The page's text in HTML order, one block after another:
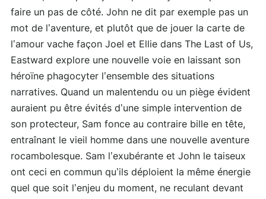
faire un pas de côté. John ne dit par exemple pas un
mot de l’aventure, et plutôt que de jouer la carte de
l’amour vache façon Joel et Ellie dans The Last of Us,
Eastward explore une nouvelle voie en laissant son
héroïne phagocyter l’ensemble des situations
narratives. Quand un malentendu ou un piège évident
auraient pu être évités d’une simple intervention de
son protecteur, Sam fonce au contraire bille en tête,
entraînant le vieil homme dans une nouvelle aventure
rocambolesque. Sam l’exubérante et John le taiseux
ont ceci en commun qu’ils déploient la même énergie
quel que soit l’enjeu du moment, ne reculant devant